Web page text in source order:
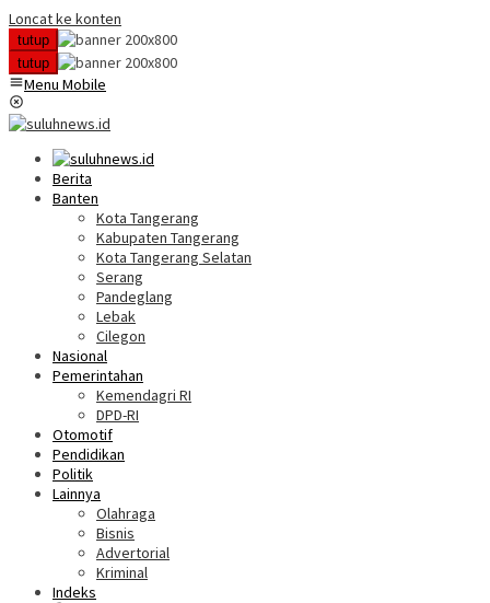
Loncat ke konten
tutup
tutup
Menu Mobile
Berita
Banten
Kota Tangerang
Kabupaten Tangerang
Kota Tangerang Selatan
Serang
Pandeglang
Lebak
Cilegon
Nasional
Pemerintahan
Kemendagri RI
DPD-RI
Otomotif
Pendidikan
Politik
Lainnya
Olahraga
Bisnis
Advertorial
Kriminal
Indeks